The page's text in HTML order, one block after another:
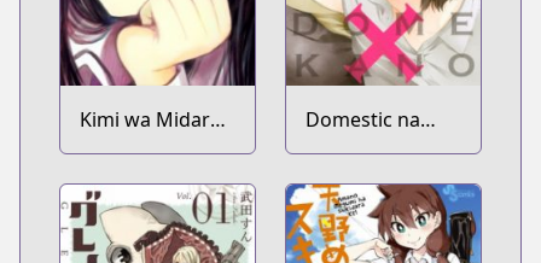
Kimi wa Midara
na Boku no Joou
Domestic na
Kanojo